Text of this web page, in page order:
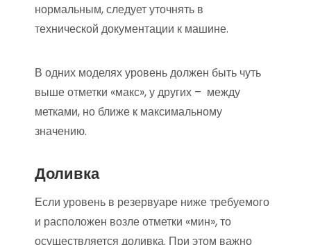
нормальным, следует уточнять в
технической документации к машине.
В одних моделях уровень должен быть чуть
выше отметки «макс», у других – между
метками, но ближе к максимальному
значению.
Доливка
Если уровень в резервуаре ниже требуемого
и расположен возле отметки «мин», то
осуществляется доливка. При этом важно